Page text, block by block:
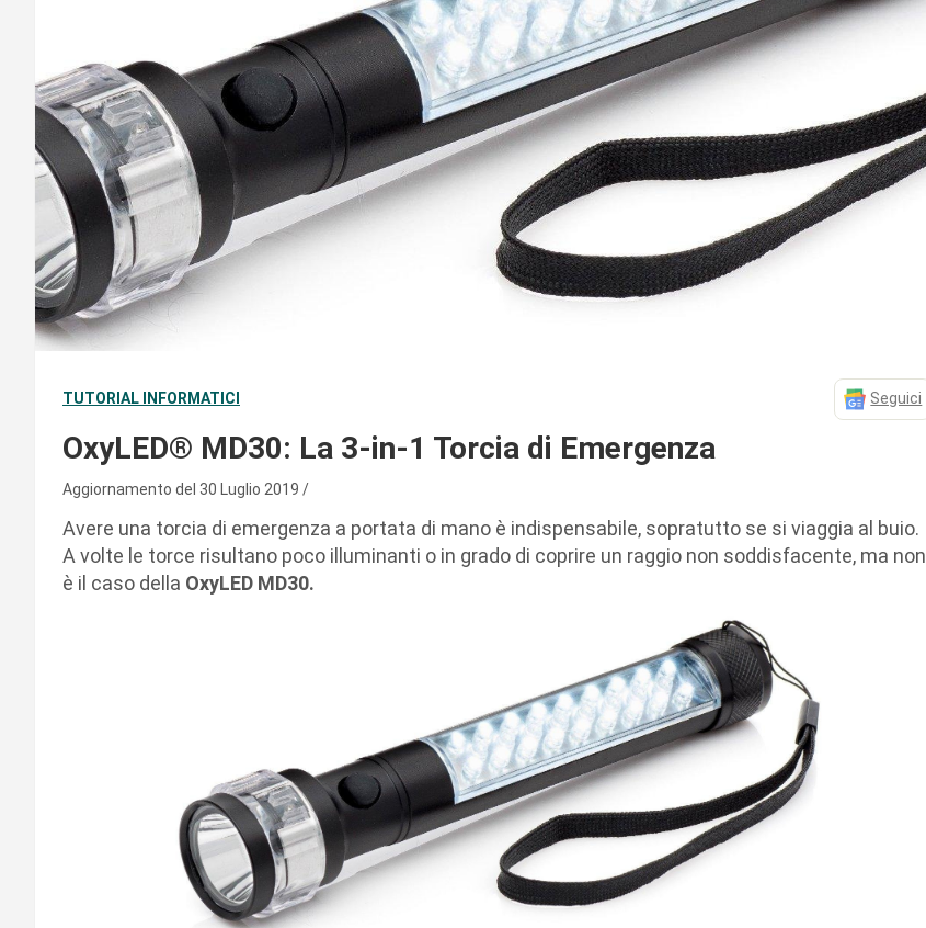
TUTORIAL INFORMATICI Seguici
OxyLED® MD30: La 3-in-1 Torcia di Emergenza
Aggiornamento del 30 Luglio 2019
Avere una torcia di emergenza a portata di mano è indispensabile, sopratutto se si viaggia al buio.
A volte le torce risultano poco illuminanti o in grado di coprire un raggio non soddisfacente, ma non
è il caso della OxyLED MD30.